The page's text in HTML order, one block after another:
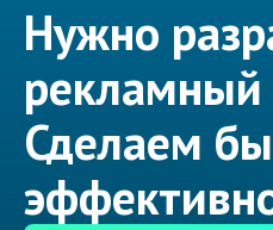
Нужно
рекламный
Сделаем